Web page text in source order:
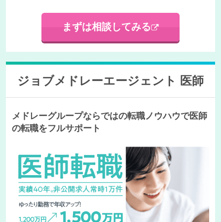
まずは相談してみる
ジョブメドレーエージェント 医師
メドレーグループならではの転職ノウハウで医師
の転職をフルサポート